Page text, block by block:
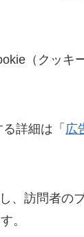
（クッキ
詳細は「 広
、訪問者の
。